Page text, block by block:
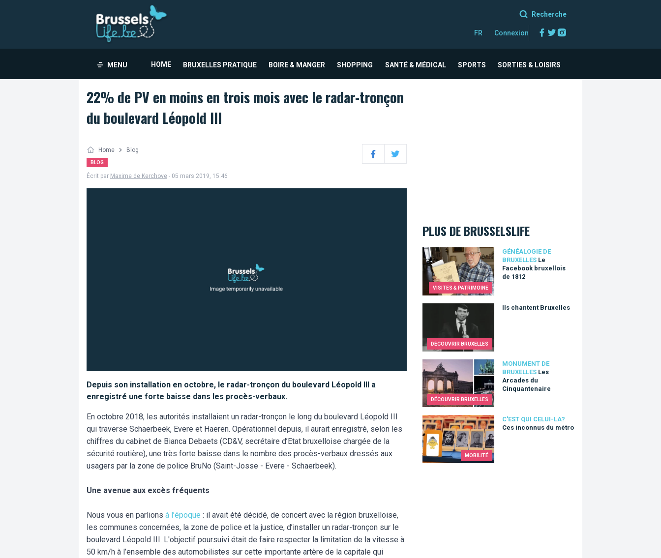
Recherche
FR Connexion Facebook
Twitter
MENU HOME BRUXELLES PRATIQUE BOIRE & MANGER SHOPPING SANTÉ & MÉDICAL SPORTS SORTIES & LOISIRS
22% de PV en moins en trois mois avec le radar-tronçon
du boulevard Léopold III
Home Blog
BLOG FacebookTwitter
Écrit par Maxime de Kerchove - 05 mars 2019, 15:46
Depuis son installation en octobre, le radar-tronçon du boulevard Léopold III a
enregistré une forte baisse dans les procès-verbaux.
En octobre 2018, les autorités installaient un radar-tronçon le long du boulevard Léopold III
qui traverse Schaerbeek, Evere et Haeren. Opérationnel depuis, il aurait enregistré, selon les
chiffres du cabinet de Bianca Debaets (CD&V, secrétaire d’Etat bruxelloise chargée de la
sécurité routière), une très forte baisse dans le nombre des procès-verbaux dressés aux
usagers par la zone de police BruNo (Saint-Josse - Evere - Schaerbeek).
Une avenue aux excès fréquents
Nous vous en parlions à l’époque : il avait été décidé, de concert avec la région bruxelloise,
les communes concernées, la zone de police et la justice, d’installer un radar-tronçon sur le
boulevard Léopold III. L'objectif poursuivi était de faire respecter la limitation de la vitesse à
50 km/h à l’ensemble des automobilistes sur cette importante artère de la capitale qui
PLUS DE BRUSSELSLIFE
VISITES & PATRIMOINE
GÉNÉALOGIE DE
BRUXELLES Le
Facebook bruxellois
de 1812
Le Facebook bruxellois de 1812
DÉCOUVRIR BRUXELLES
Ils chantent Bruxelles
Ils chantent Bruxelles
DÉCOUVRIR BRUXELLES
MONUMENT DE
BRUXELLES Les
Arcades du
Cinquantenaire
Les Arcades du Cinquantenaire
MOBILITÉ
C'EST QUI CELUI-LA?
Ces inconnus du métro
Ces inconnus du métro